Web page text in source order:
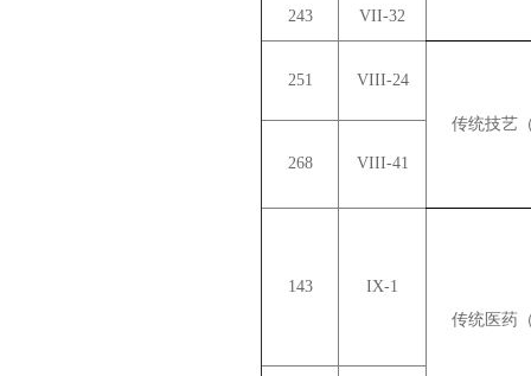
243 VII-32
251 VIII-24
传统技艺
268 VIII-41
143
IX-1
传统医药